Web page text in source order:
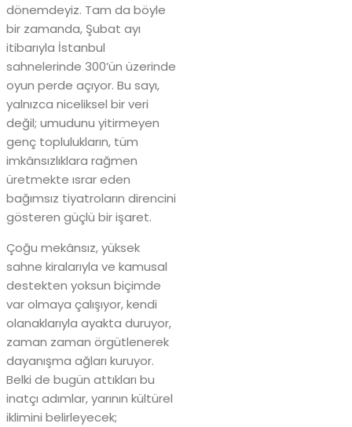
dönemdeyiz. Tam da böyle
bir zamanda, Şubat ayı
itibarıyla İstanbul
sahnelerinde 300’ün üzerinde
oyun perde açıyor. Bu sayı,
yalnızca niceliksel bir veri
değil; umudunu yitirmeyen
genç toplulukların, tüm
imkânsızlıklara rağmen
üretmekte ısrar eden
bağımsız tiyatroların direncini
gösteren güçlü bir işaret.
Çoğu mekânsız, yüksek
sahne kiralarıyla ve kamusal
destekten yoksun biçimde
var olmaya çalışıyor, kendi
olanaklarıyla ayakta duruyor,
zaman zaman örgütlenerek
dayanışma ağları kuruyor.
Belki de bugün attıkları bu
inatçı adımlar, yarının kültürel
iklimini belirleyecek;